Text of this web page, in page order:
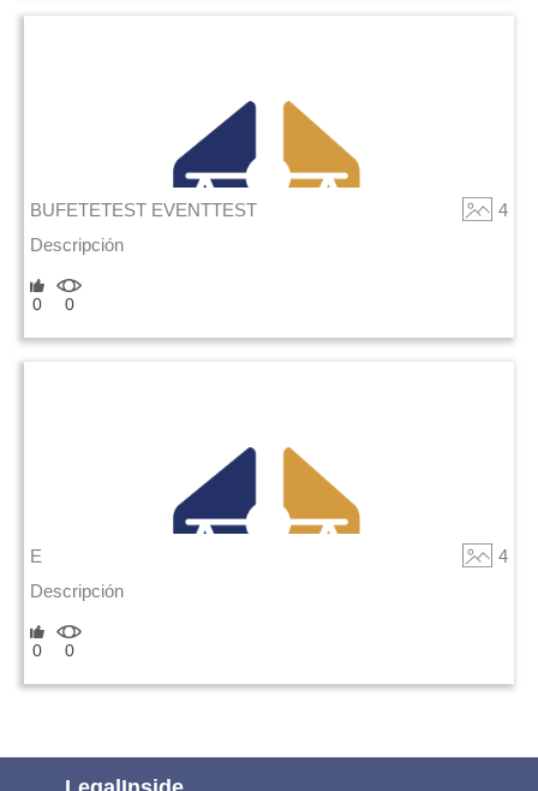
BUFETETEST EVENTTEST
4
Descripción
0 0
E
4
Descripción
0 0